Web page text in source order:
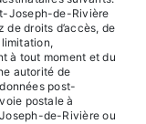
Joseph-de-Rivière
droits d’accès, de
à tout moment et du
autorité de
post-
postale à
de-Rivière ou